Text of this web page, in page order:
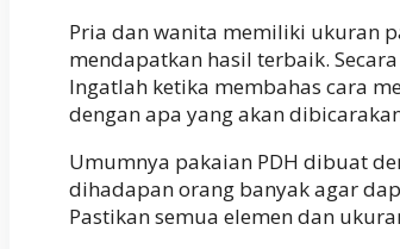
Pria dan wanita memiliki ukuran
mendapatkan hasil terbaik.
Ingatlah ketika membahas cara
dengan apa yang akan
Umumnya pakaian PDH dibuat
dihadapan orang banyak agar
Pastikan semua elemen dan